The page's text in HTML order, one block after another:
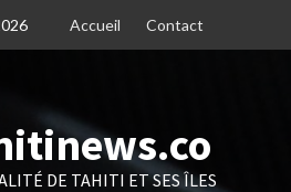
Accueil Contact
DE TAHITI ET SES ÎLES